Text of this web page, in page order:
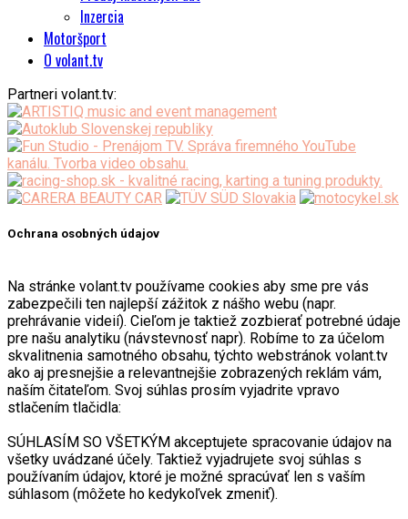
Inzercia
Motoršport
O volant.tv
Partneri volant.tv:
Ochrana osobných údajov
Na stránke volant.tv používame cookies aby sme pre vás
zabezpečili ten najlepší zážitok z nášho webu (napr.
prehrávanie videií). Cieľom je taktiež zozbierať potrebné údaje
pre našu analytiku (návstevnosť napr). Robíme to za účelom
skvalitnenia samotného obsahu, týchto webstránok volant.tv
ako aj presnejšie a relevantnejšie zobrazených reklám vám,
naším čitateľom. Svoj súhlas prosím vyjadrite vpravo
stlačením tlačidla:
SÚHLASÍM SO VŠETKÝM akceptujete spracovanie údajov na
všetky uvádzané účely. Taktiež vyjadrujete svoj súhlas s
používaním údajov, ktoré je možné spracúvať len s vaším
súhlasom (môžete ho kedykoľvek zmeniť).